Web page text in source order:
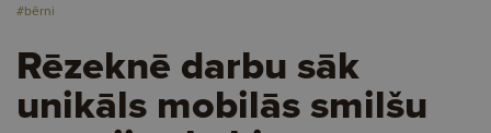
#bērni
Rēzeknē darbu sāk
unikāls mobilās smilšu